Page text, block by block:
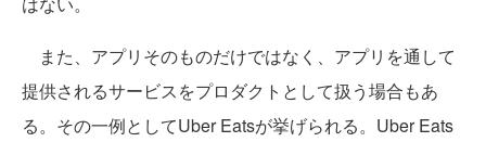
また、アプリそのものだけではなく、アプリを通して
提供されるサービスをプロダクトとして扱う場合もあ
る。その一例としてUber Eatsが挙げられる。Uber Eats